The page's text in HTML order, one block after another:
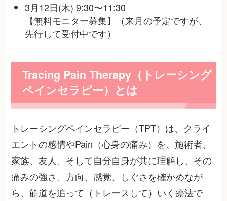
3月12日(木) 9:30〜11:30
【無料モニター募集】（来月の予定ですが、
先行して受付中です）
Tracing Pain Therapy（トレーシング
ペインセラピー）とは
トレーシングペインセラピー（TPT）は、クライ
エントの感情やPain（心身の痛み）を、施術者、
家族、友人、そして自分自身が共に理解し、その
痛みの強さ、方向、感覚、しぐさを確かめなが
ら、筋道を追って（トレースして）いく療法で